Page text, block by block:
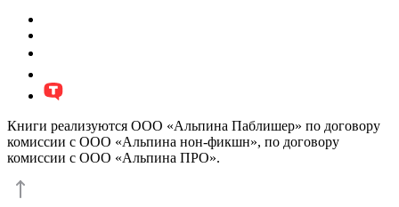
Книги реализуются ООО «Альпина Паблишер» по договору
комиссии с ООО «Альпина нон-фикшн», по договору
комиссии с ООО «Альпина ПРО».